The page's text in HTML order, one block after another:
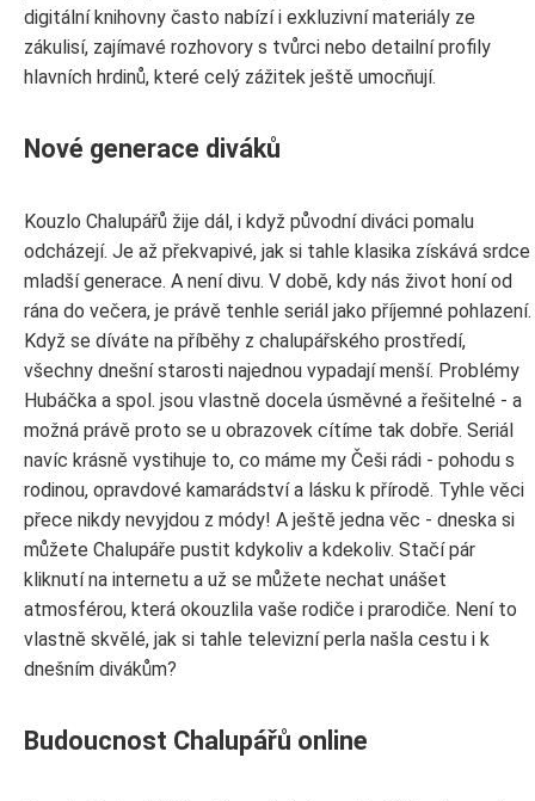
digitální knihovny často nabízí i exkluzivní materiály ze
zákulisí, zajímavé rozhovory s tvůrci nebo detailní profily
hlavních hrdinů, které celý zážitek ještě umocňují.
Nové generace diváků
Kouzlo Chalupářů žije dál, i když původní diváci pomalu
odcházejí. Je až překvapivé, jak si tahle klasika získává srdce
mladší generace. A není divu. V době, kdy nás život honí od
rána do večera, je právě tenhle seriál jako příjemné pohlazení.
Když se díváte na příběhy z chalupářského prostředí,
všechny dnešní starosti najednou vypadají menší. Problémy
Hubáčka a spol. jsou vlastně docela úsměvné a řešitelné - a
možná právě proto se u obrazovek cítíme tak dobře. Seriál
navíc krásně vystihuje to, co máme my Češi rádi - pohodu s
rodinou, opravdové kamarádství a lásku k přírodě. Tyhle věci
přece nikdy nevyjdou z módy! A ještě jedna věc - dneska si
můžete Chalupáře pustit kdykoliv a kdekoliv. Stačí pár
kliknutí na internetu a už se můžete nechat unášet
atmosférou, která okouzlila vaše rodiče i prarodiče. Není to
vlastně skvělé, jak si tahle televizní perla našla cestu i k
dnešním divákům?
Budoucnost Chalupářů online